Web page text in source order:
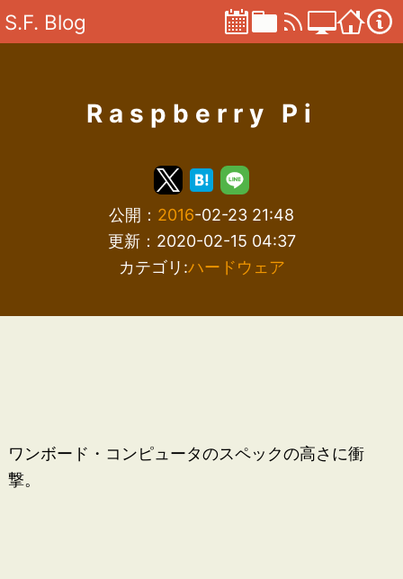
S.F. Blog
Raspberry Pi
公開： 2016-02-23 21:48
更新：2020-02-15 04:37
カテゴリ:ハードウェア
ワンボード・コンピュータのスペックの高さに衝
撃。